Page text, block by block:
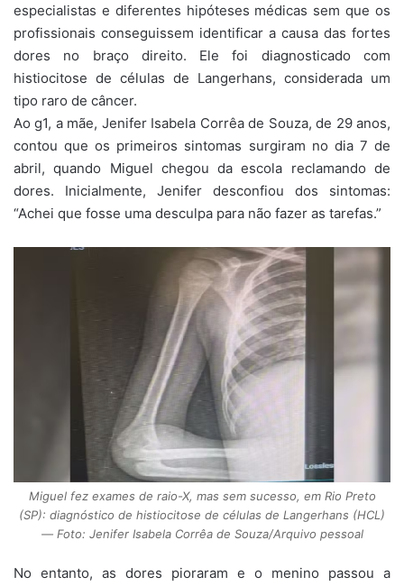
especialistas e diferentes hipóteses médicas sem que os
profissionais conseguissem identificar a causa das fortes
dores no braço direito. Ele foi diagnosticado com
histiocitose de células de Langerhans, considerada um
tipo raro de câncer.
Ao g1, a mãe, Jenifer Isabela Corrêa de Souza, de 29 anos,
contou que os primeiros sintomas surgiram no dia 7 de
abril, quando Miguel chegou da escola reclamando de
dores. Inicialmente, Jenifer desconfiou dos sintomas:
“Achei que fosse uma desculpa para não fazer as tarefas.”
Miguel fez exames de raio-X, mas sem sucesso, em Rio Preto
(SP): diagnóstico de histiocitose de células de Langerhans (HCL)
— Foto: Jenifer Isabela Corrêa de Souza/Arquivo pessoal
No entanto, as dores pioraram e o menino passou a